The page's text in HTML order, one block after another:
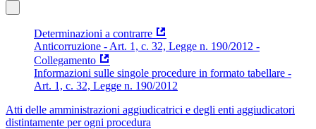
Determinazioni a contrarre
Anticorruzione - Art. 1, c. 32, Legge n. 190/2012 -
Collegamento
Informazioni sulle singole procedure in formato tabellare -
Art. 1, c. 32, Legge n. 190/2012
Atti delle amministrazioni aggiudicatrici e degli enti aggiudicatori
distintamente per ogni procedura